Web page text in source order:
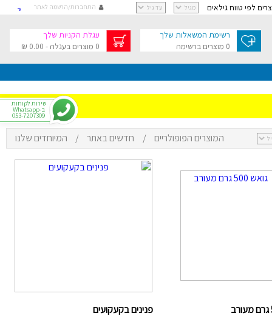
קישור
התחברות/הרשמה לאתר לפי טווח גילאים
עגלת הקניות שלך
0 מוצרים בעגלה - 0.00 ₪
הקניות שלךבסך 0.00 ₪
רשימת המשאלות שלך
0 מוצרים ברשימה
שירות לקוחות
ב-Whatsapp
053-7207309
המוצרים הפופולריים / חדשים באתר / המיוחדים שלנו
פנינים בקעקועים